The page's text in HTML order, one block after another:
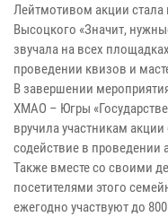
Лейтмотивом акции стала
Высоцкого «Значит,
звучала на всех
проведении квизов и
В завершении
ХМАО – Югры
вручила участникам
содействие в проведении
Также вместе со своими
посетителями этого
ежегодно участвуют до